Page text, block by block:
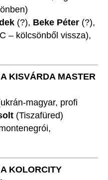
(?), Beke Péter (?),
– kölcsönből vissza),
KISVÁRDA MASTER
magyar, profi
(Tiszafüred)
KOLORCITY